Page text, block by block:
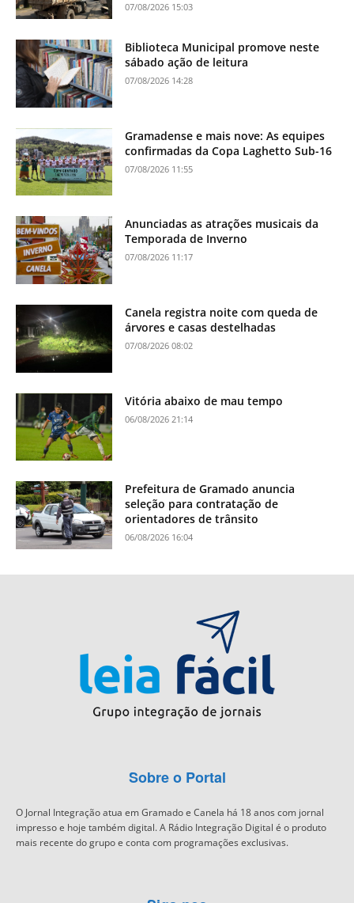
07/08/2026 15:03
Biblioteca Municipal promove neste
sábado ação de leitura
07/08/2026 14:28
Gramadense e mais nove: As equipes
confirmadas da Copa Laghetto Sub-16
07/08/2026 11:55
Anunciadas as atrações musicais da
Temporada de Inverno
07/08/2026 11:17
Canela registra noite com queda de
árvores e casas destelhadas
07/08/2026 08:02
Vitória abaixo de mau tempo
06/08/2026 21:14
Prefeitura de Gramado anuncia
seleção para contratação de
orientadores de trânsito
06/08/2026 16:04
Sobre o Portal
O Jornal Integração atua em Gramado e Canela há 18 anos com jornal
impresso e hoje também digital. A Rádio Integração Digital é o produto
mais recente do grupo e conta com programações exclusivas.